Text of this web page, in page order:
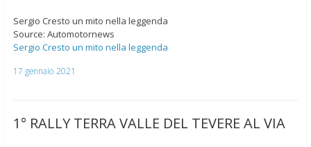
Sergio Cresto un mito nella leggenda
Source: Automotornews
Sergio Cresto un mito nella leggenda
17 gennaio 2021
1° RALLY TERRA VALLE DEL TEVERE AL VIA